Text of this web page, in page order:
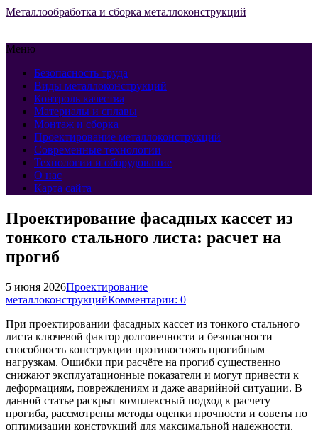
Металлообработка и сборка металлоконструкций
Меню
Безопасность труда
Виды металлоконструкций
Контроль качества
Материалы и сплавы
Монтаж и сборка
Проектирование металлоконструкций
Современные технологии
Технологии и оборудование
О нас
Карта сайта
Проектирование фасадных кассет из
тонкого стального листа: расчет на
прогиб
5 июня 2026Проектирование
металлоконструкцийКомментарии: 0
При проектировании фасадных кассет из тонкого стального
листа ключевой фактор долговечности и безопасности —
способность конструкции противостоять прогибным
нагрузкам. Ошибки при расчёте на прогиб существенно
снижают эксплуатационные показатели и могут привести к
деформациям, повреждениям и даже аварийной ситуации. В
данной статье раскрыт комплексный подход к расчету
прогиба, рассмотрены методы оценки прочности и советы по
оптимизации конструкций для максимальной надежности.